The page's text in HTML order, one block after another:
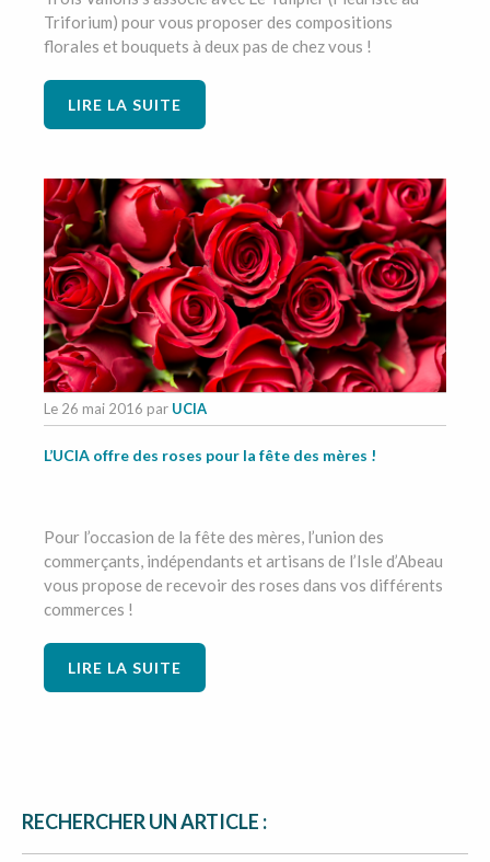
Triforium) pour vous proposer des compositions
florales et bouquets à deux pas de chez vous !
LIRE LA SUITE
Le 26 mai 2016 par UCIA
L’UCIA offre des roses pour la fête des mères !
Pour l’occasion de la fête des mères, l’union des
commerçants, indépendants et artisans de l’Isle d’Abeau
vous propose de recevoir des roses dans vos différents
commerces !
LIRE LA SUITE
RECHERCHER UN ARTICLE :